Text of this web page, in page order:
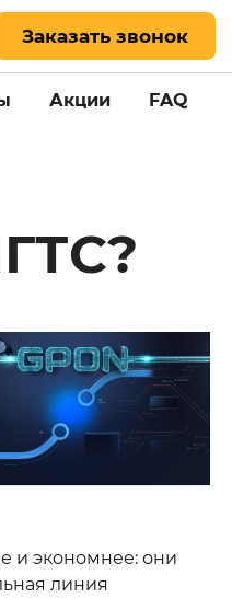
Заказать звонок
Акции FAQ
и экономнее: они
линия